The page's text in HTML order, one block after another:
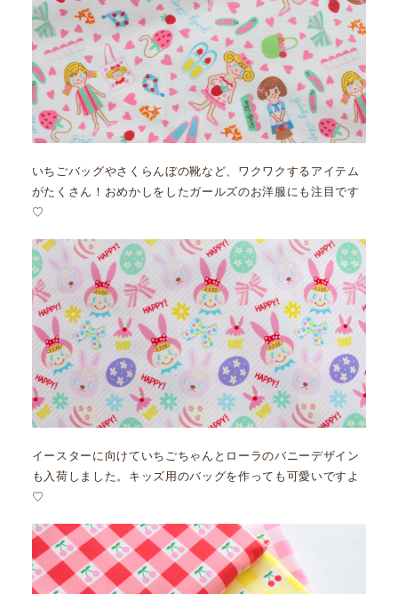
いちごバッグやさくらんぼの靴など、ワクワクするアイテム
がたくさん！おめかしをしたガールズのお洋服にも注目です
♡
イースターに向けていちごちゃんとローラのバニーデザイン
も入荷しました。キッズ用のバッグを作っても可愛いですよ
♡